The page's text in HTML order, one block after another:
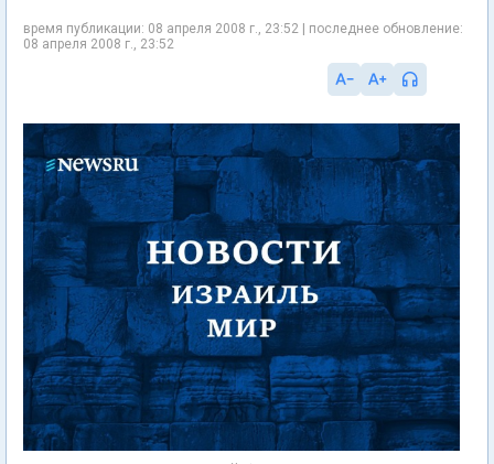
время публикации: 08 апреля 2008 г., 23:52 | последнее обновление:
08 апреля 2008 г., 23:52